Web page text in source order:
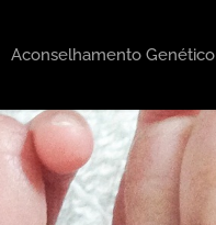
Aconselhamento Genético